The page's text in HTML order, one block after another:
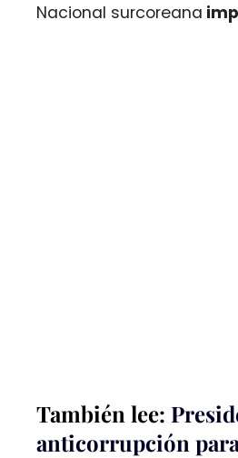
Nacional surcoreana
También lee:
anticorrupción